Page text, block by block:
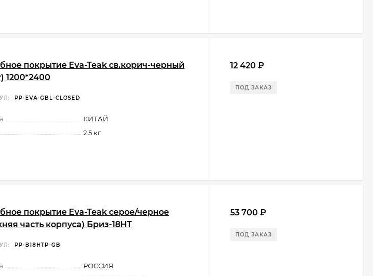
покрытие Eva-Teak св.корич-черный
1200*2400
PP-EVA-GBL-CLOSED
КИТАЙ
2.5 кг
12 420 ₽
ПОД ЗАКАЗ
покрытие Eva-Teak серое/черное
часть корпуса) Бриз-18HT
PP-B18HTP-GB
РОССИЯ
53 700 ₽
ПОД ЗАКАЗ